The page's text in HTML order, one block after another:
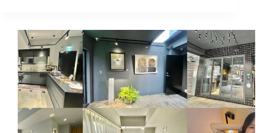
宿
｜
中
壢
米
淇
旅
店
Michi